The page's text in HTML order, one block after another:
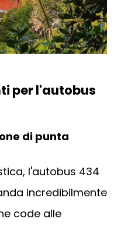
per l'autobus
di punta
l'autobus 434
incredibilmente
code alle